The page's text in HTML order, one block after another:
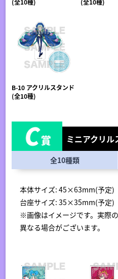
(全10種)
(全10種)
B-10 アクリルスタンド
(全10種)
ミニアクリル
全10種類
本体サイズ: 45×63mm(予定)
台座サイズ: 35×35mm(予定)
※画像はイメージです。実際
異なる場合がございます。